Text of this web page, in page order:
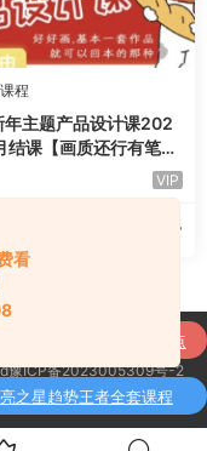
程
年主题产品设计课202
结课【画质还行有笔
VIP
2025-10-27
豫ICP备2023005309号-2
看
抄底先锋捕捉主升浪买点
之星趋势王者全套课程
班课）